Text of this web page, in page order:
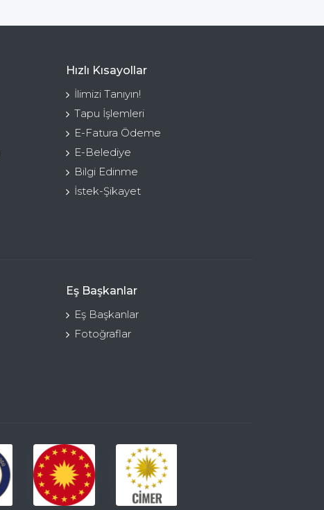
Hızlı Kısayollar
İlimizi Tanıyın!
Tapu İşlemleri
E-Fatura Ödeme
E-Belediye
Bilgi Edinme
İstek-Şikayet
Eş Başkanlar
Eş Başkanlar
Fotoğraflar